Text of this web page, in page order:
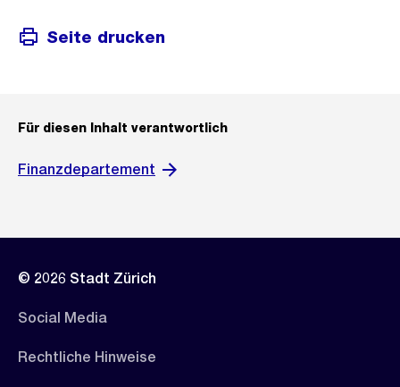
Seite drucken
Für diesen Inhalt verantwortlich
Finanzdepartement
© 2026 Stadt Zürich
Social Media
Rechtliche Hinweise